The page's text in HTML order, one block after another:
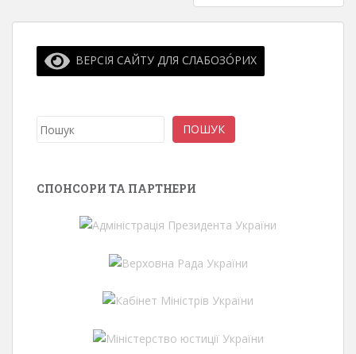
ВЕРСІЯ САЙТУ ДЛЯ СЛАБОЗО́РИХ
Пошук ПОШУК
СПОНСОРИ ТА ПАРТНЕРИ